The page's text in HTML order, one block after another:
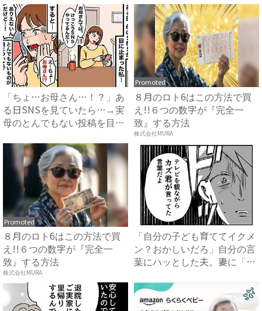
「ちょ…お母さん…！？」あ
る日SNSを見ていたら…→実
母のとんでもない投稿を目
Promoted
８月のロト6はこの方法で買
え!!６つの数字が『完全一
致』する方法
株式会社MURA
Promoted
８月のロト6はこの方法で買
え!!６つの数字が『完全一
致』する方法
株式会社MURA
「自分の子ども育ててイクメ
ン？おかしいだろ」自分の言
葉にハッとした夫。妻に「違